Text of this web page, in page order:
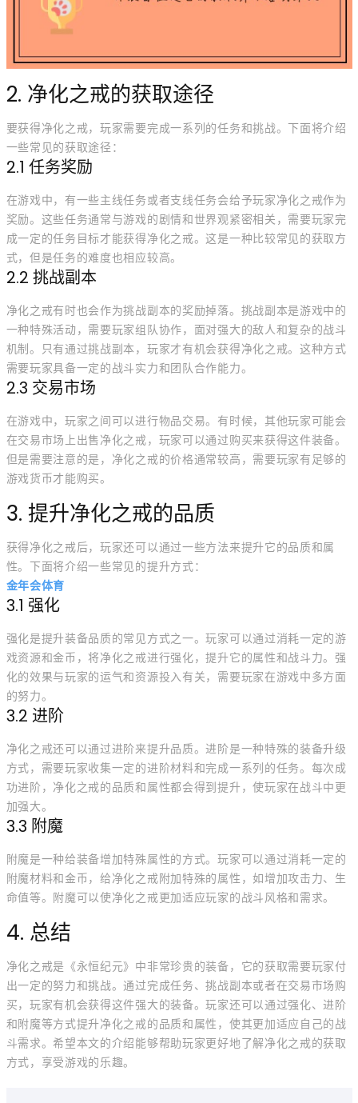
2. 净化之戒的获取途径
要获得净化之戒，玩家需要完成一系列的任务和挑战。下面将介绍
一些常见的获取途径：
2.1 任务奖励
在游戏中，有一些主线任务或者支线任务会给予玩家净化之戒作为
奖励。这些任务通常与游戏的剧情和世界观紧密相关，需要玩家完
成一定的任务目标才能获得净化之戒。这是一种比较常见的获取方
式，但是任务的难度也相应较高。
2.2 挑战副本
净化之戒有时也会作为挑战副本的奖励掉落。挑战副本是游戏中的
一种特殊活动，需要玩家组队协作，面对强大的敌人和复杂的战斗
机制。只有通过挑战副本，玩家才有机会获得净化之戒。这种方式
需要玩家具备一定的战斗实力和团队合作能力。
2.3 交易市场
在游戏中，玩家之间可以进行物品交易。有时候，其他玩家可能会
在交易市场上出售净化之戒，玩家可以通过购买来获得这件装备。
但是需要注意的是，净化之戒的价格通常较高，需要玩家有足够的
游戏货币才能购买。
3. 提升净化之戒的品质
获得净化之戒后，玩家还可以通过一些方法来提升它的品质和属
性。下面将介绍一些常见的提升方式：
金年会体育
3.1 强化
强化是提升装备品质的常见方式之一。玩家可以通过消耗一定的游
戏资源和金币，将净化之戒进行强化，提升它的属性和战斗力。强
化的效果与玩家的运气和资源投入有关，需要玩家在游戏中多方面
的努力。
3.2 进阶
净化之戒还可以通过进阶来提升品质。进阶是一种特殊的装备升级
方式，需要玩家收集一定的进阶材料和完成一系列的任务。每次成
功进阶，净化之戒的品质和属性都会得到提升，使玩家在战斗中更
加强大。
3.3 附魔
附魔是一种给装备增加特殊属性的方式。玩家可以通过消耗一定的
附魔材料和金币，给净化之戒附加特殊的属性，如增加攻击力、生
命值等。附魔可以使净化之戒更加适应玩家的战斗风格和需求。
4. 总结
净化之戒是《永恒纪元》中非常珍贵的装备，它的获取需要玩家付
出一定的努力和挑战。通过完成任务、挑战副本或者在交易市场购
买，玩家有机会获得这件强大的装备。玩家还可以通过强化、进阶
和附魔等方式提升净化之戒的品质和属性，使其更加适应自己的战
斗需求。希望本文的介绍能够帮助玩家更好地了解净化之戒的获取
方式，享受游戏的乐趣。